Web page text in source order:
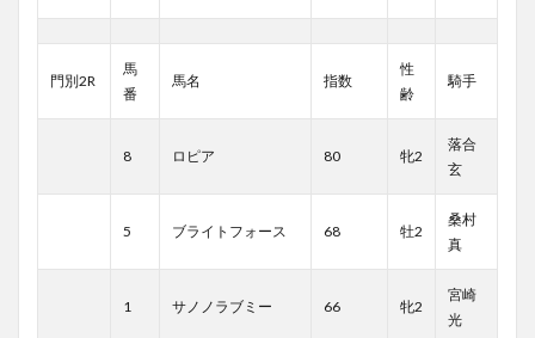
門別2R
馬
番
馬名 指数
性
齢
騎手
8 ロピア 80 牝2
落合
玄
5 ブライトフォース 68 牡2
桑村
真
1 サノノラブミー 66 牝2
宮崎
光